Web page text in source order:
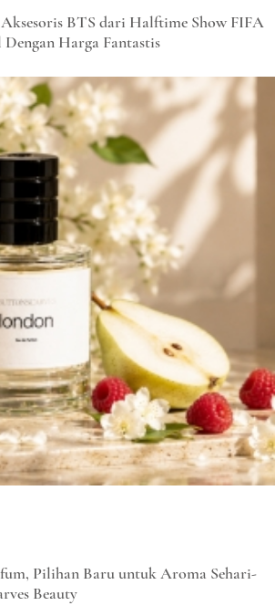
BTS dari Halftime Show FIFA
Harga Fantastis
Pilihan Baru untuk Aroma Sehari-
Beauty